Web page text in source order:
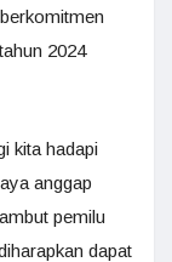
2024
kita hadapi
anggap
pemilu
dapat